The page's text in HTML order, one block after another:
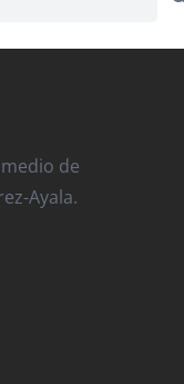
de
Ayala.